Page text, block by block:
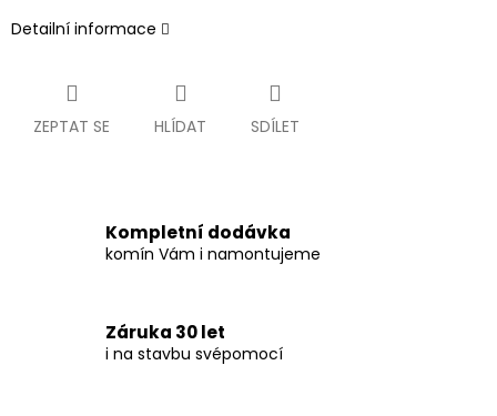
Detailní informace
ZEPTAT SE HLÍDAT SDÍLET
Kompletní dodávka
komín Vám i namontujeme
Záruka 30 let
i na stavbu svépomocí